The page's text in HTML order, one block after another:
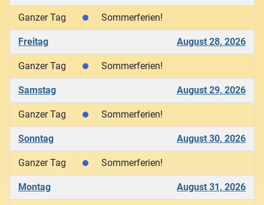
Ganzer Tag Sommerferien!
Freitag August 28, 2026
Ganzer Tag Sommerferien!
Samstag August 29, 2026
Ganzer Tag Sommerferien!
Sonntag August 30, 2026
Ganzer Tag Sommerferien!
Montag August 31, 2026